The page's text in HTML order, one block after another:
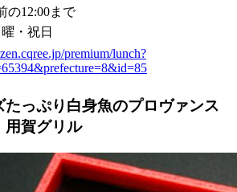
の12:00まで
・祝日
premium/lunch?
っぷり白身魚のプロヴァンス
用賀グリル